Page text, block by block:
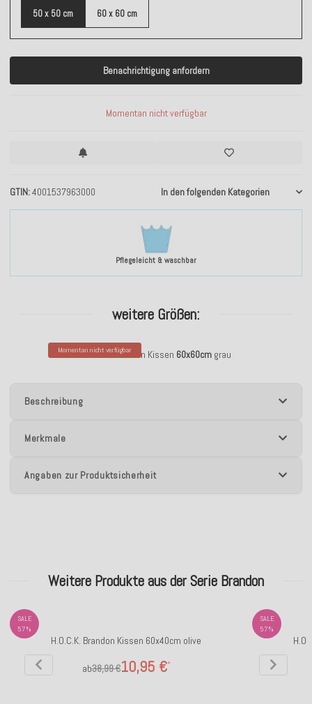
Pflegeleicht & waschbar
GTIN 4001537963000 In den folgenden Kategorien
50 x 50 cm 60 x 60 cm
Benachrichtigung anfordern
Momentan nicht verfügbar
weitere Größen:
Momentan nicht verfügbar
H.O.C.K. Brandon Kissen 60x60cmgrau
Beschreibung
Merkmale
Angaben zur Produktsicherheit
Weitere Produkte aus der Serie Brandon
SALE
57%
H.O.C.K. Brandon Kissen 60x40cm olive
ab 10,95 €*
38,99 €
SALE
57%